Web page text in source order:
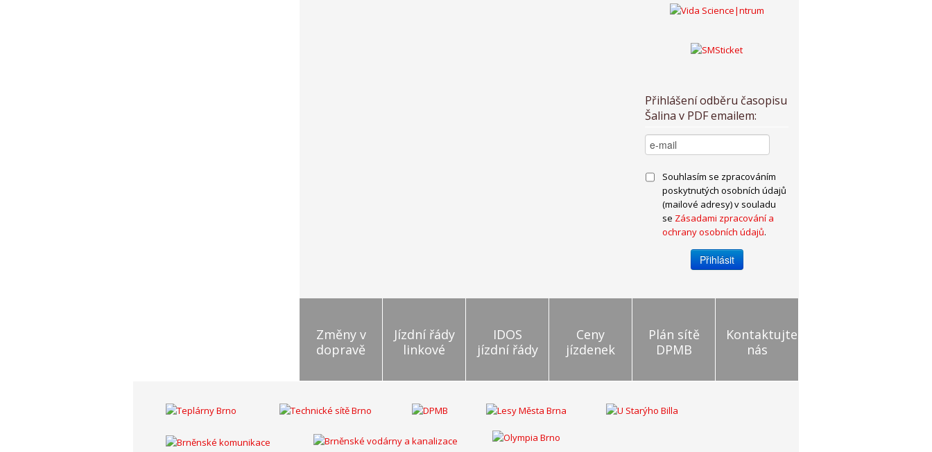
Přihlášení odběru časopisu
Šalina v PDF emailem:
Souhlasím se zpracováním
poskytnutých osobních údajů
(mailové adresy) v souladu
se Zásadami zpracování a
ochrany osobních údajů.
Změny v
dopravě
Jízdní řády
linkové
IDOS
jízdní řády
Ceny
jízdenek
Plán sítě
DPMB
Kontaktujte
nás